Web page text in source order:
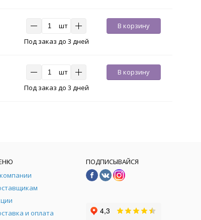
шт
В корзину
Под заказ до 3 дней
шт
В корзину
Под заказ до 3 дней
и оплата
ПОДПИСЫВАЙСЯ